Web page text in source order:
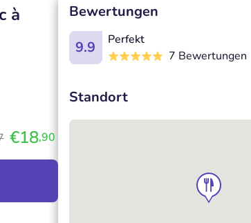
à
€18,90
Bewertungen
9.9
Perfekt
7 Bewertungen
Standort